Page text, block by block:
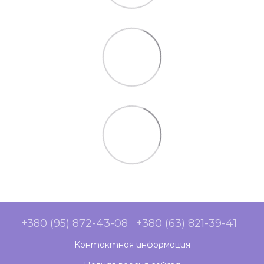
+380 (95) 872-43-08 +380 (63) 821-39-41
Контактная информация